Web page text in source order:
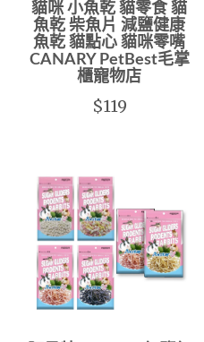
貓咪 小魚乾 貓零食 貓
魚乾 柴魚片 減鹽健康
魚乾 貓點心 貓咪零嘴
CANARY PetBest毛掌
櫃寵物店
$119